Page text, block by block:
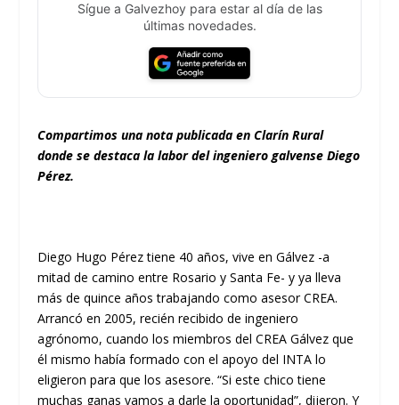
Sígue a Galvezhoy para estar al día de las
últimas novedades.
Compartimos una nota publicada en Clarín Rural
donde se destaca la labor del ingeniero galvense Diego
Pérez.
Diego Hugo Pérez tiene 40 años, vive en Gálvez -a
mitad de camino entre Rosario y Santa Fe- y ya lleva
más de quince años trabajando como asesor CREA.
Arrancó en 2005, recién recibido de ingeniero
agrónomo, cuando los miembros del CREA Gálvez que
él mismo había formado con el apoyo del INTA lo
eligieron para que los asesore. “Si este chico tiene
muchas ganas vamos a darle la oportunidad”, dijeron. Y